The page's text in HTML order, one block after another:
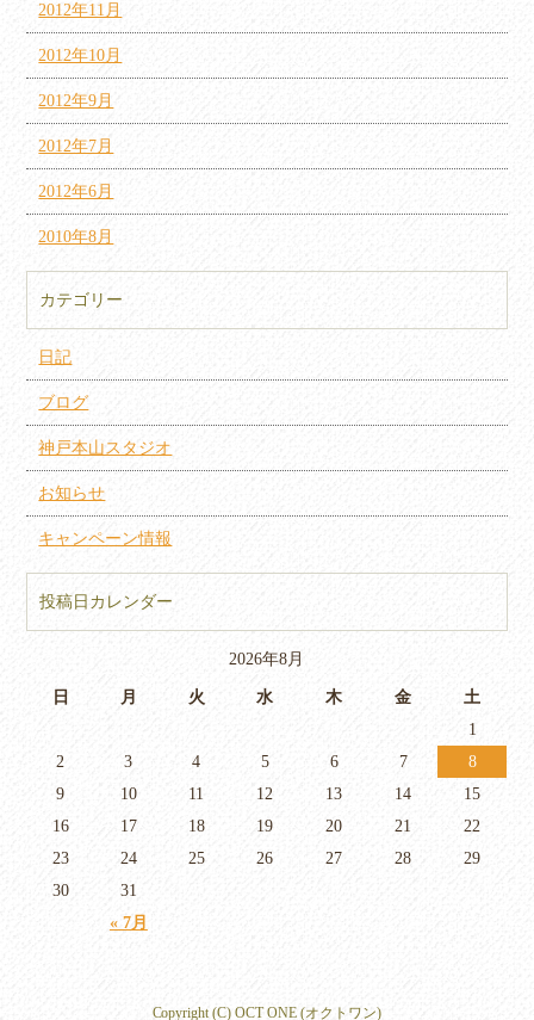
2012年11月
2012年10月
2012年9月
2012年7月
2012年6月
2010年8月
カテゴリー
日記
ブログ
神戸本山スタジオ
お知らせ
キャンペーン情報
投稿日カレンダー
2026年8月
日 月 火 水 木 金 土
« 7月
1
2
3 4 5 6 7
8
9
10 11 12 13 14
15
16
17 18 19 20 21
22
23
24 25 26 27 28
29
30
31
Copyright (C) OCT ONE (オクトワン)